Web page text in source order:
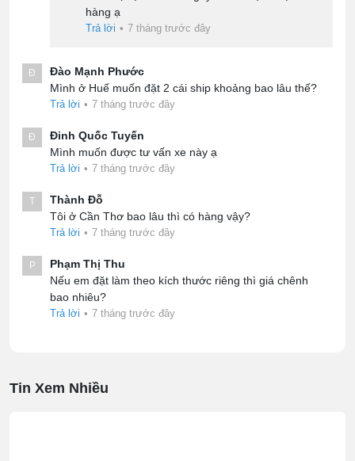
hàng ạ
Trả lời • 7 tháng trước đây
Đ
Đào Mạnh Phước
Mình ở Huế muốn đặt 2 cái ship khoảng bao lâu thế?
Trả lời • 7 tháng trước đây
Đ
Đinh Quốc Tuyến
Mình muốn được tư vấn xe này ạ
Trả lời • 7 tháng trước đây
T
Thành Đỗ
Tôi ở Cần Thơ bao lâu thì có hàng vậy?
Trả lời • 7 tháng trước đây
P
Phạm Thị Thu
Nếu em đặt làm theo kích thước riêng thì giá chênh
bao nhiêu?
Trả lời • 7 tháng trước đây
Tin Xem Nhiều